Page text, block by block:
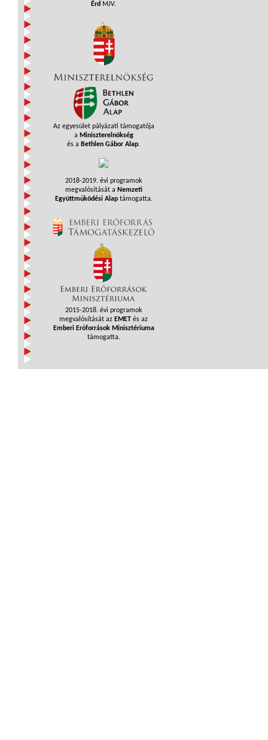
Érd MJV.
Az egyesület pályázati támogatója
a Miniszterelnökség
és a Bethlen Gábor Alap.
2018-2019. évi programok
megvalósítását a Nemzeti
Együttműködési Alaptámogatta.
2015-2018. évi programok
megvalósítását az EMET és az
Emberi Erőforrások Minisztériuma
támogatta.